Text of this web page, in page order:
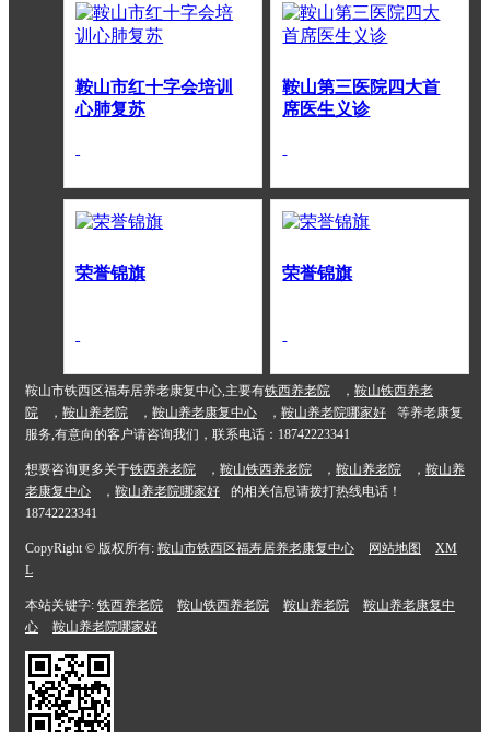
鞍山市红十字会培训
心肺复苏
鞍山第三医院四大首
席医生义诊
荣誉锦旗 荣誉锦旗
鞍山市铁西区福寿居养老康复中心,主要有铁西养老院 ， 鞍山铁西养老
院
， 鞍山养老院 ， 鞍山养老康复中心 ， 鞍山养老院哪家好
等养老康复
服务,有意向的客户请咨询我们，联系电话：18742223341
想要咨询更多关于铁西养老院 ， 鞍山铁西养老院 ， 鞍山养老院 ， 鞍山养
老康复中心
， 鞍山养老院哪家好
的相关信息请拨打热线电话！
18742223341
CopyRight © 版权所有: 鞍山市铁西区福寿居养老康复中心 网站地图
XM
L
本站关键字: 铁西养老院 鞍山铁西养老院 鞍山养老院
鞍山养老康复中
心
鞍山养老院哪家好